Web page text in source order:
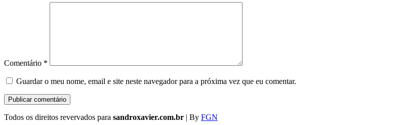
Comentário *
Guardar o meu nome, email e site neste navegador para a próxima vez que eu comentar.
Todos os direitos revervados para sandroxavier.com.br | By FGN